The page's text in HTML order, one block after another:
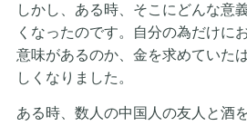
しかし、ある時、そこにどんな意
くなったのです。自分の為だけに
意味があるのか、金を求めていた
しくなりました。
ある時、数人の中国人の友人と酒